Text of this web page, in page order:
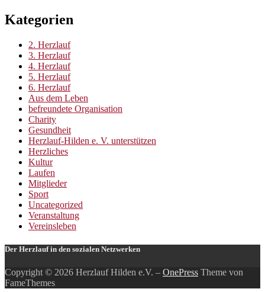
Kategorien
2. Herzlauf
3. Herzlauf
4. Herzlauf
5. Herzlauf
6. Herzlauf
Aus dem Leben
befreundete Organisation
Charity
Gesundheit
Herzlauf-Hilden e. V. unterstützen
Herzliches
Kultur
Laufen
Mitglieder
Sport
Uncategorized
Veranstaltung
Vereinsleben
Der Herzlauf in den sozialen Netzwerken
Copyright © 2026 Herzlauf Hilden e.V. – OnePress Theme von
FameThemes